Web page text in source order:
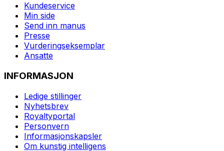
Kundeservice
Min side
Send inn manus
Presse
Vurderingseksemplar
Ansatte
INFORMASJON
Ledige stillinger
Nyhetsbrev
Royaltyportal
Personvern
Informasjonskapsler
Om kunstig intelligens